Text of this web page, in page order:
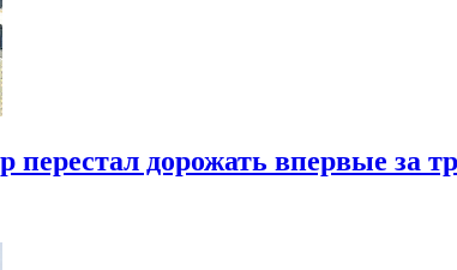
перестал дорожать впервые за